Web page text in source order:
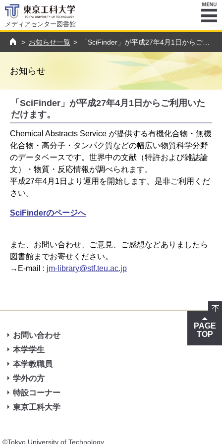
メディアセンター図書館
ENU
> お知らせ一覧 > 「SciFinder」が平成27年4月1日からご利用いただけます。
お知らせ
「SciFinder」が平成27年4月1日からご利用いた
だけます。
Chemical Abstracts Service が提供する有機化合物・無機
化合物・高分子・タンパク質などの幅広い物質科学分野
のデータベースです。世界中の文献（特許および雑誌論
文）・物質・反応情報が調べられます。
平成27年4月1日より運用を開始します。是非ご利用くだ
さい。
SciFinderのページへ
また、お問い合わせ、ご意見、ご感想などありましたら
図書館までお寄せください。
→E-mail : jm-library@stf.teu.ac.jp
お問い合わせ
本学学生
本学教職員
学外の方
特設コーナー
東京工科大学
PAGE
TOP
©Tokyo University of Technology